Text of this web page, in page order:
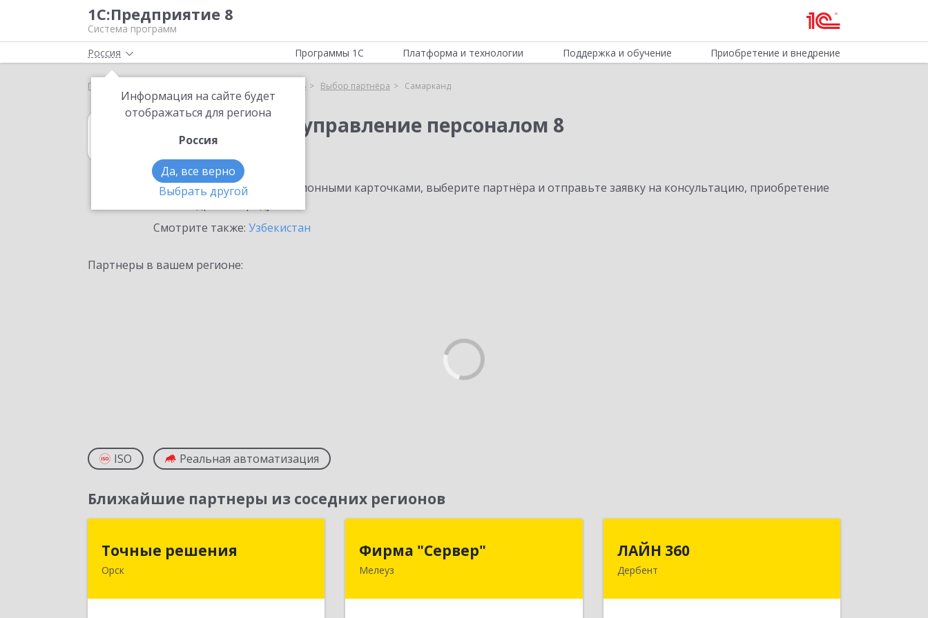
1С:Предприятие 8
Система программ
Россия
Информация на сайте будет
отображаться для региона
Россия
Да, все верно
Выбрать другой
Программы 1С Платформа и технологии Поддержка и обучение Приобретение и внедрение
Главная 1С:Зарплата и управление персоналом 8 Выбор партнёра Самарканд
1С:Зарплата и управление персоналом 8
в Самарканде
Ознакомьтесь с информационными карточками, выберите партнёра и отправьте заявку на консультацию, приобретение
Смотрите также: Узбекистан
Партнеры в вашем регионе:
ISO Реальная автоматизация
Ближайшие партнеры из соседних регионов
Точные решения
Орск
Фирма "Сервер"
Мелеуз
ЛАЙН 360
Дербент368600, Дагестан Респ, Дербент г,